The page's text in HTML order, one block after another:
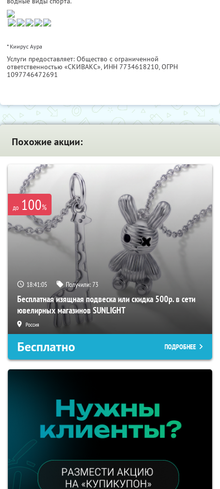
* Киирус Аура
Услуги предоставляет: Общество с ограниченной
ответственностью «СКИВАКС», ИНН 7734618210, ОГРН
1097746472691
Похожие акции:
до 100%
18:41:04 Получили:73
Бесплатная изящная подвеска или скидка 500р. в сети
ювелирных магазинов SUNLIGHT
Россия
Бесплатно ПОДРОБНЕЕ